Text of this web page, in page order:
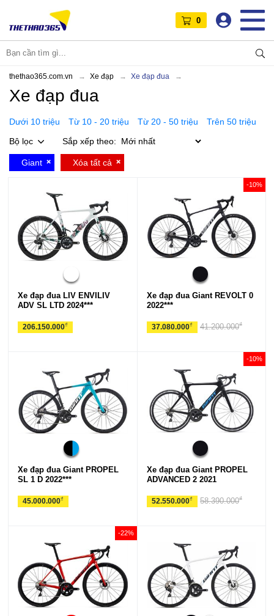
0
thethao365.com.vn Xe đạp Xe đạp đua
Xe đạp đua
Dưới 10 triệu Từ 10 - 20 triệu Từ 20 - 50 triệu
Trên 50 triệu
Bộ lọc
Sắp xếp theo:
Giant Xóa tất cả
Xe đạp đua LIV ENVILIV
ADV SL LTD 2024***
206.150.000₫
Xe đạp đua Giant REVOLT 0
2022***
37.080.000₫
-10%
41.200.000₫
Xe đạp đua Giant PROPEL
SL 1 D 2022***
45.000.000₫
Xe đạp đua Giant PROPEL
ADVANCED 2 2021
52.550.000₫
-10%
58.390.000₫
-22%